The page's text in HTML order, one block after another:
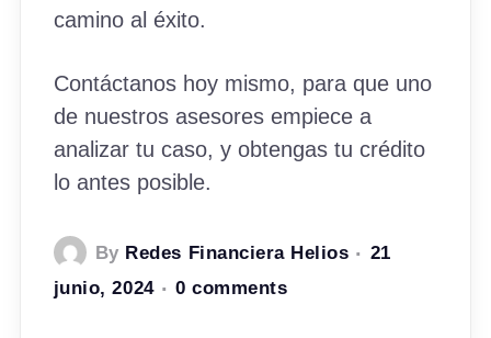
camino al éxito.
Contáctanos hoy mismo, para que uno
de nuestros asesores empiece a
analizar tu caso, y obtengas tu crédito
lo antes posible.
By Redes Financiera Helios
21
junio, 2024
0 comments